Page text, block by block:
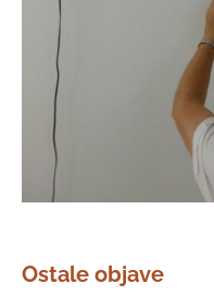
Ostale objave